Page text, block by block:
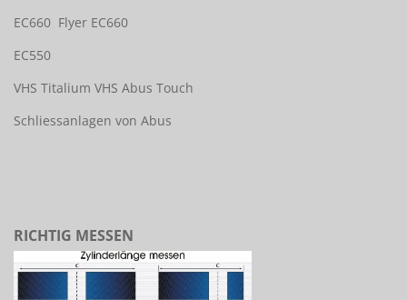
EC660 Flyer EC660
EC550
VHS Titalium VHS Abus Touch
Schliessanlagen von Abus
RICHTIG MESSEN